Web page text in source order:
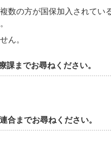
数の方が国保加入されてい
ん。
課までお尋ねください。
合までお尋ねください。